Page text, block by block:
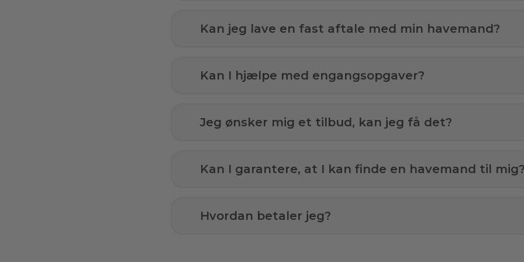
Kan jeg lave en fast aftale med min havemand?
Kan I hjælpe med engangsopgaver?
Jeg ønsker mig et tilbud, kan jeg få det?
Kan I garantere, at I kan finde en havemand til
Hvordan betaler jeg?